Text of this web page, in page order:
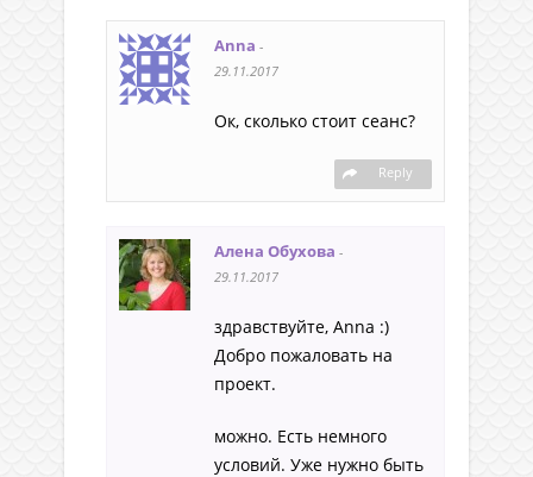
Anna -
29.11.2017
Ок, сколько стоит сеанс?
Reply
Алена Обухова -
29.11.2017
здравствуйте, Anna :)
Добро пожаловать на
проект.
можно. Есть немного
условий. Уже нужно быть